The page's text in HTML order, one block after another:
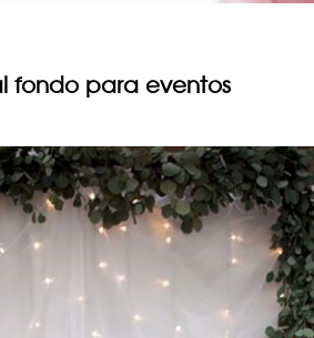
fondo para eventos